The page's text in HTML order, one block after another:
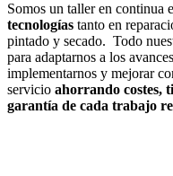
Somos un taller en continua
tecnologías tanto en
pintado y secado. Todo
para adaptarnos a los
implementarnos y mejorar
servicio ahorrando costes,
garantía de cada trabajo